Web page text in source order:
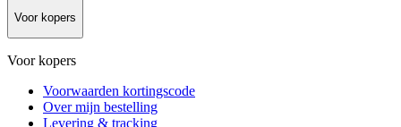
Voor kopers
Voor kopers
Voorwaarden kortingscode
Over mijn bestelling
Levering & tracking